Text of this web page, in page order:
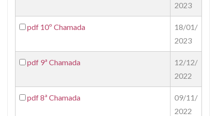
2023
pdf 10º Chamada
18/01/
2023
pdf 9ª Chamada
12/12/
2022
pdf8ª Chamada
09/11/
2022